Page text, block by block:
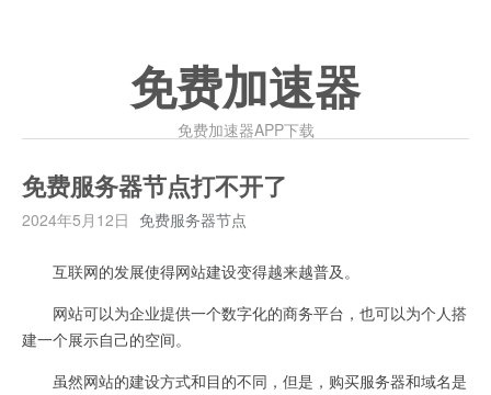
免费加速器
免费加速器APP下载
免费服务器节点打不开了
2024年5月12日 免费服务器节点
互联网的发展使得网站建设变得越来越普及。
网站可以为企业提供一个数字化的商务平台，也可以为个人搭
建一个展示自己的空间。
虽然网站的建设方式和目的不同，但是，购买服务器和域名是